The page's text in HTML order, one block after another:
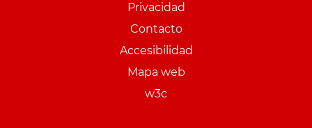
Privacidad
Contacto
Accesibilidad
Mapa web
w3c